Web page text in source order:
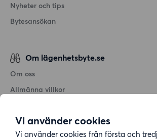
Vi använder cookies
Vi använder cookies från första och
Nyheter och tips
Bytesansökan
Om lägenhetsbyte.se
Om oss
Allmänna villkor
Cookiepolicy
Sitemap